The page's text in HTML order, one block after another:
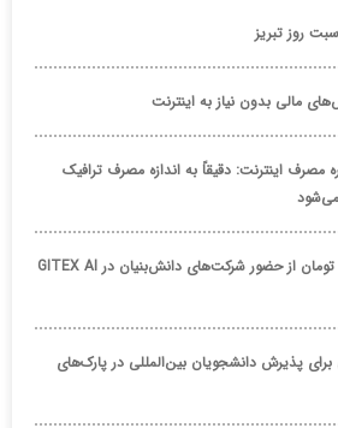
روز تبریز
مالی بدون نیاز به اینترنت
مصرف اینترنت: دقیقاً به اندازه مصرف ترافیک
حمایت تا سقف ۴۵۰ میلیون تومان از حضور شرکت‌های دانش‌بنیان در GITEX AI
پذیرش دانشجویان بین‌المللی در پارک‌های